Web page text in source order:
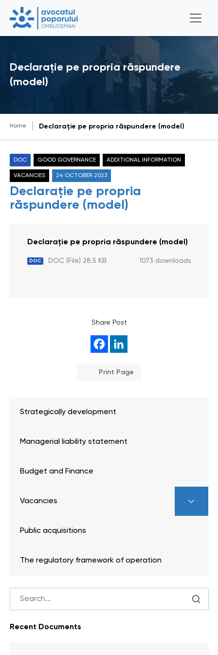
Declarație pe propria răspundere
(model)
Home Declarație pe propria răspundere (model)
DOC GOOD GOVERNANCE ADDITIONAL INFORMATION
VACANCIES 24 OCTOBER 2023
Declarație pe propria
răspundere (model)
Declarație pe propria răspundere (model)
DOC DOC (File) 28.5 KB 1073 downloads
Share Post
Print Page
Strategically development
Managerial liability statement
Budget and Finance
Vacancies
Public acquisitions
The regulatory framework of operation
Recent Documents